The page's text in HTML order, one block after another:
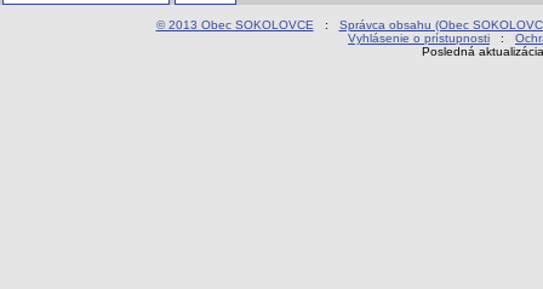
© 2013 Obec SOKOLOVCE : Správca obsahu (Obec
Vyhlásenie o prístupnosti :
Posledná